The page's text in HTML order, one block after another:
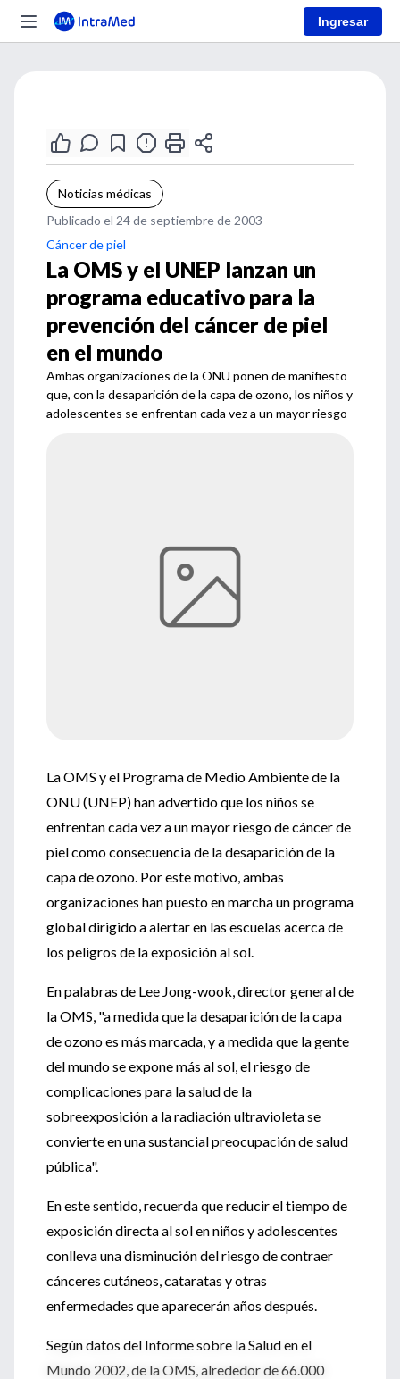
Ingresar
Noticias médicas
Publicado el 24 de septiembre de 2003
Cáncer de piel
La OMS y el UNEP lanzan un
programa educativo para la
prevención del cáncer de piel
en el mundo
Ambas organizaciones de la ONU ponen de manifiesto
que, con la desaparición de la capa de ozono, los niños y
adolescentes se enfrentan cada vez a un mayor riesgo
La OMS y el Programa de Medio Ambiente de la
ONU (UNEP) han advertido que los niños se
enfrentan cada vez a un mayor riesgo de cáncer de
piel como consecuencia de la desaparición de la
capa de ozono. Por este motivo, ambas
organizaciones han puesto en marcha un programa
global dirigido a alertar en las escuelas acerca de
los peligros de la exposición al sol.
En palabras de Lee Jong-wook, director general de
la OMS, "a medida que la desaparición de la capa
de ozono es más marcada, y a medida que la gente
del mundo se expone más al sol, el riesgo de
complicaciones para la salud de la
sobreexposición a la radiación ultravioleta se
convierte en una sustancial preocupación de salud
pública".
En este sentido, recuerda que reducir el tiempo de
exposición directa al sol en niños y adolescentes
conlleva una disminución del riesgo de contraer
cánceres cutáneos, cataratas y otras
enfermedades que aparecerán años después.
Según datos del Informe sobre la Salud en el
Mundo 2002, de la OMS, alrededor de 66.000